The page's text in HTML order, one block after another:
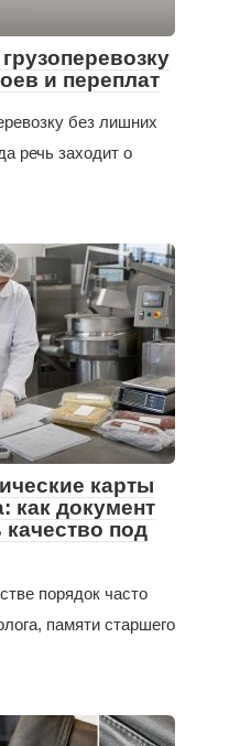
и переплат
без лишних
речь заходит о
карты
как документ
качество под
порядок часто
памяти старшего